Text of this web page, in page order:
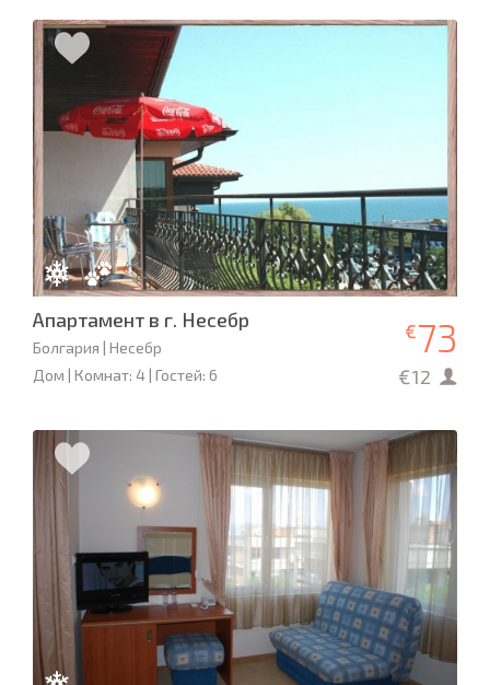
Апартамент в г. Несебр
Болгария | Несебр
Дом | Комнат: 4 | Гостей: 6
€73
€12